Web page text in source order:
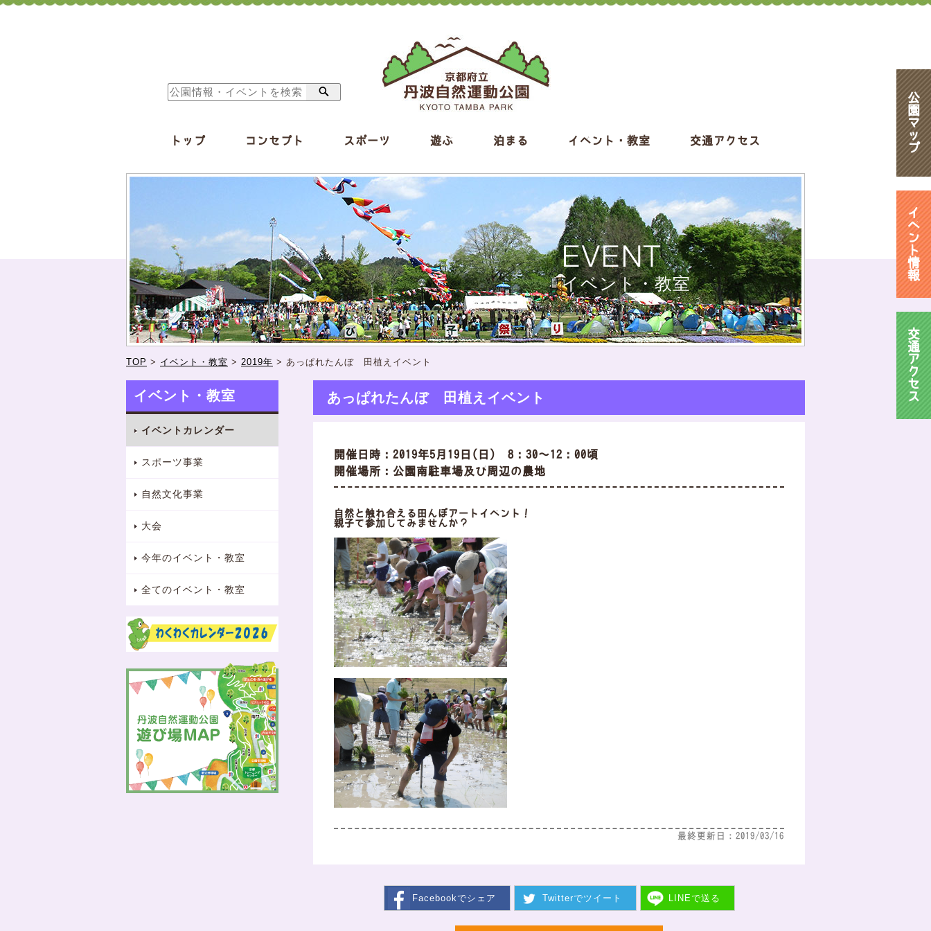
トップ コンセプト スポーツ 遊ぶ 泊まる イベント・教室 交通アクセス
公
園
マ
ッ
プ
イ
ベ
ン
ト
情
報
交
通
ア
ク
セ
ス
EVENT
イベント・教室
TOP > イベント・教室 > 2019年 > あっぱれたんぼ 田植えイベント
イベント・教室
イベントカレンダー
スポーツ事業
自然文化事業
大会
今年のイベント・教室
全てのイベント・教室
あっぱれたんぼ 田植えイベント
開催日時：2019年5月19日(日) 8：30～12：00頃
開催場所：公園南駐車場及び周辺の農地
自然と触れ合える田んぼアートイベント！
親子で参加してみませんか？
最終更新日：2019/03/16
Facebookでシェア Twitterでツイート LINEで送る